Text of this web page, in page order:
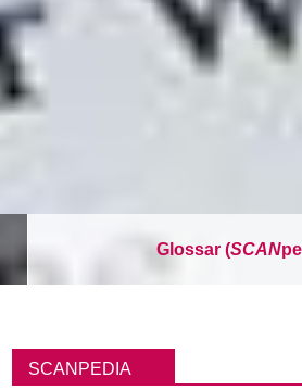
Glossar (SCAN
SCANPEDIA